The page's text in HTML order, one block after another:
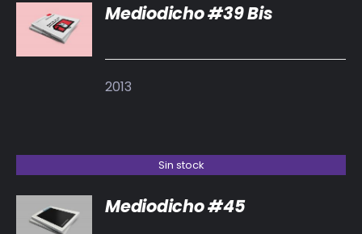
DETALLES
Mediodicho #39 Bis
2013
Sin stock
DETALLES
Mediodicho #45